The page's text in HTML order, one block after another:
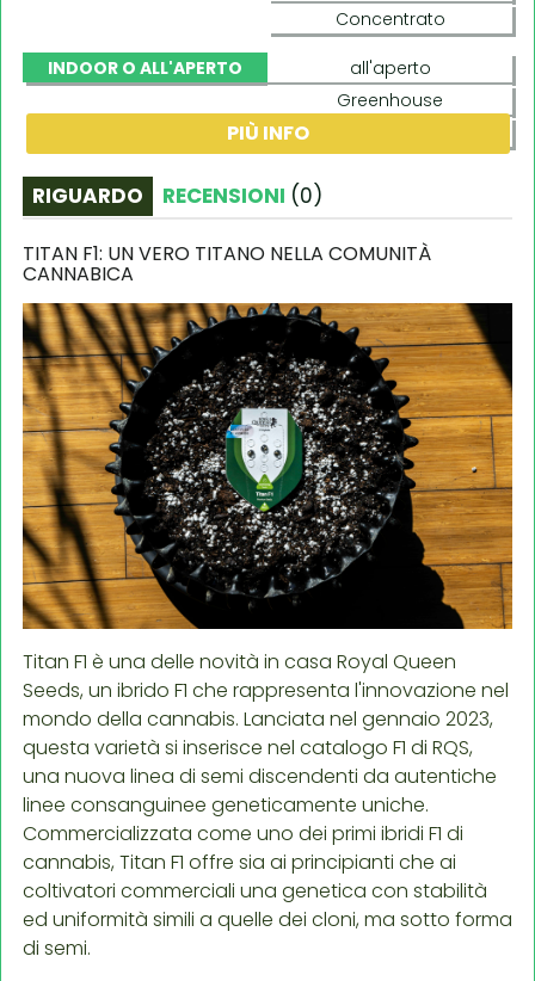
Concentrato
INDOOR O ALL'APERTO
all'aperto
Greenhouse
PIÙ INFO
RIGUARDO RECENSIONI (0)
TITAN F1: UN VERO TITANO NELLA COMUNITÀ
CANNABICA
Titan F1 è una delle novità in casa Royal Queen
Seeds, un ibrido F1 che rappresenta l'innovazione nel
mondo della cannabis. Lanciata nel gennaio 2023,
questa varietà si inserisce nel catalogo F1 di RQS,
una nuova linea di semi discendenti da autentiche
linee consanguinee geneticamente uniche.
Commercializzata come uno dei primi ibridi F1 di
cannabis, Titan F1 offre sia ai principianti che ai
coltivatori commerciali una genetica con stabilità
ed uniformità simili a quelle dei cloni, ma sotto forma
di semi.